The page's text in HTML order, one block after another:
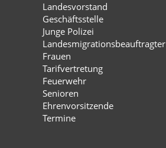
Landesvorstand
Geschäftsstelle
Junge Polizei
Landesmigrationsbeauftragter
Frauen
Tarifvertretung
Feuerwehr
Senioren
Ehrenvorsitzende
Termine